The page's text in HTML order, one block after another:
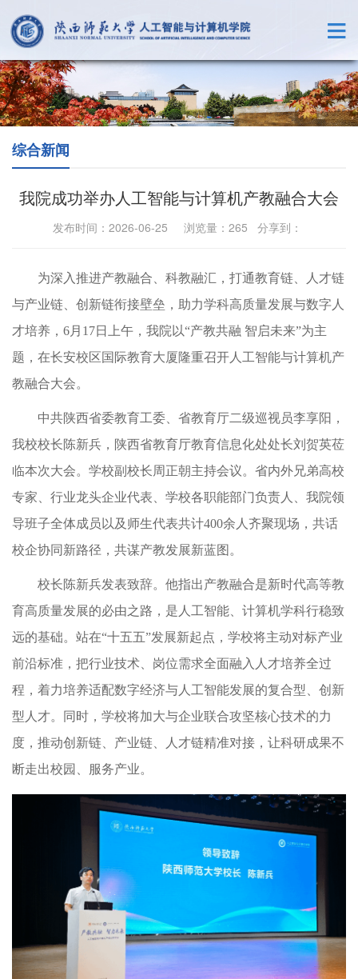
综合新闻
我院成功举办人工智能与计算机产教融合大会
发布时间：2026-06-25 浏览量： 265 分享到：
为深入推进产教融合、科教融汇，打通教育链、人才链
与产业链、创新链衔接壁垒，助力学科高质量发展与数字人
才培养，6月17日上午，我院以“产教共融 智启未来”为主
题，在长安校区国际教育大厦隆重召开人工智能与计算机产
教融合大会。
中共陕西省委教育工委、省教育厅二级巡视员李享阳，
我校校长陈新兵，陕西省教育厅教育信息化处处长刘贺英莅
临本次大会。学校副校长周正朝主持会议。省内外兄弟高校
专家、行业龙头企业代表、学校各职能部门负责人、我院领
导班子全体成员以及师生代表共计400余人齐聚现场，共话
校企协同新路径，共谋产教发展新蓝图。
校长陈新兵发表致辞。他指出产教融合是新时代高等教
育高质量发展的必由之路，是人工智能、计算机学科行稳致
远的基础。站在“十五五”发展新起点，学校将主动对标产业
前沿标准，把行业技术、岗位需求全面融入人才培养全过
程，着力培养适配数字经济与人工智能发展的复合型、创新
型人才。同时，学校将加大与企业联合攻坚核心技术的力
度，推动创新链、产业链、人才链精准对接，让科研成果不
断走出校园、服务产业。